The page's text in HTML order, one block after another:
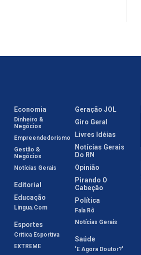
Economia
Dinheiro &
Negócios
Empreendedorismo
Gestão &
Negócios
Notícias Gerais
Editorial
Educação
Língua.com
Esportes
Crítica Esportiva
EXTREME
Geração JOL
Giro Geral
Livres Idéias
Notícias Gerais
Do RN
Opinião
Pirando O
Cabeção
Política
Fala Rô
Notícias Gerais
Saúde
'E Agora Doutor?'